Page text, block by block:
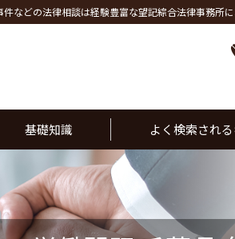
などの法律相談は経験豊富な望記綜合法律事務所に
基礎知識 よく検索され